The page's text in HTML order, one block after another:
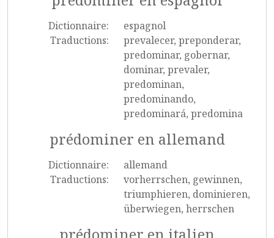
Dictionnaire:
espagnol
Traductions:
prevalecer, preponderar,
predominar, gobernar,
dominar, prevaler,
predominan,
predominando,
predominará, predomina
prédominer en allemand
Dictionnaire:
allemand
Traductions:
vorherrschen, gewinnen,
triumphieren, dominieren,
überwiegen, herrschen